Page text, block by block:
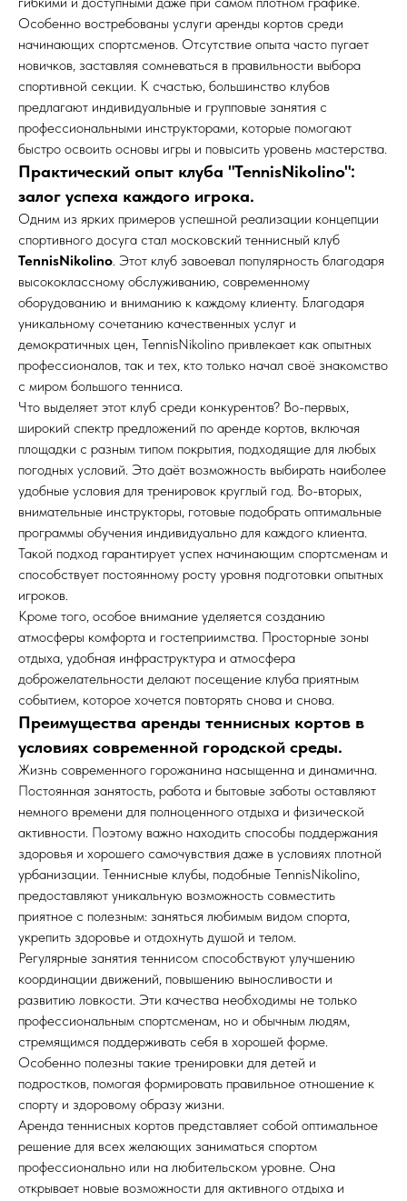
Особенно востребованы услуги аренды кортов среди
начинающих спортсменов. Отсутствие опыта часто пугает
новичков, заставляя сомневаться в правильности выбора
спортивной секции. К счастью, большинство клубов
предлагают индивидуальные и групповые занятия с
профессиональными инструкторами, которые помогают
быстро освоить основы игры и повысить уровень мастерства.
Практический опыт клуба "TennisNikolino":
залог успеха каждого игрока.
Одним из ярких примеров успешной реализации концепции
спортивного досуга стал московский теннисный клуб
TennisNikolino. Этот клуб завоевал популярность благодаря
высококлассному обслуживанию, современному
оборудованию и вниманию к каждому клиенту. Благодаря
уникальному сочетанию качественных услуг и
демократичных цен, TennisNikolino привлекает как опытных
профессионалов, так и тех, кто только начал своё знакомство
с миром большого тенниса.
Что выделяет этот клуб среди конкурентов? Во-первых,
широкий спектр предложений по аренде кортов, включая
площадки с разным типом покрытия, подходящие для любых
погодных условий. Это даёт возможность выбирать наиболее
удобные условия для тренировок круглый год. Во-вторых,
внимательные инструкторы, готовые подобрать оптимальные
программы обучения индивидуально для каждого клиента.
Такой подход гарантирует успех начинающим спортсменам и
способствует постоянному росту уровня подготовки опытных
игроков.
Кроме того, особое внимание уделяется созданию
атмосферы комфорта и гостеприимства. Просторные зоны
отдыха, удобная инфраструктура и атмосфера
доброжелательности делают посещение клуба приятным
событием, которое хочется повторять снова и снова.
Преимущества аренды теннисных кортов в
условиях современной городской среды.
Жизнь современного горожанина насыщенна и динамична.
Постоянная занятость, работа и бытовые заботы оставляют
немного времени для полноценного отдыха и физической
активности. Поэтому важно находить способы поддержания
здоровья и хорошего самочувствия даже в условиях плотной
урбанизации. Теннисные клубы, подобные TennisNikolino,
предоставляют уникальную возможность совместить
приятное с полезным: заняться любимым видом спорта,
укрепить здоровье и отдохнуть душой и телом.
Регулярные занятия теннисом способствуют улучшению
координации движений, повышению выносливости и
развитию ловкости. Эти качества необходимы не только
профессиональным спортсменам, но и обычным людям,
стремящимся поддерживать себя в хорошей форме.
Особенно полезны такие тренировки для детей и
подростков, помогая формировать правильное отношение к
спорту и здоровому образу жизни.
Аренда теннисных кортов представляет собой оптимальное
решение для всех желающих заниматься спортом
профессионально или на любительском уровне. Она
открывает новые возможности для активного отдыха и